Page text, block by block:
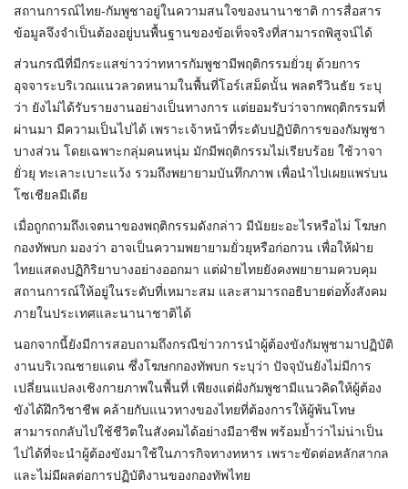
สถานการณ์ไทย-กัมพูชาอยู่ในความสนใจของนานาชาติ การสื่อสาร
ข้อมูลจึงจำเป็นต้องอยู่บนพื้นฐานของข้อเท็จจริงที่สามารถพิสูจน์ได้
ส่วนกรณีที่มีกระแสข่าวว่าทหารกัมพูชามีพฤติกรรมยั่วยุ ด้วยการ
อุจจาระบริเวณแนวลวดหนามในพื้นที่โอร์เสม็ดนั้น พลตรีวินธัย ระบุ
ว่า ยังไม่ได้รับรายงานอย่างเป็นทางการ แต่ยอมรับว่าจากพฤติกรรมที่
ผ่านมา มีความเป็นไปได้ เพราะเจ้าหน้าที่ระดับปฏิบัติการของกัมพูชา
บางส่วน โดยเฉพาะกลุ่มคนหนุ่ม มักมีพฤติกรรมไม่เรียบร้อย ใช้วาจา
ยั่วยุ ทะเลาะเบาะแว้ง รวมถึงพยายามบันทึกภาพ เพื่อนำไปเผยแพร่บน
โซเชียลมีเดีย
เมื่อถูกถามถึงเจตนาของพฤติกรรมดังกล่าว มีนัยยะอะไรหรือไม่ โฆษก
กองทัพบก มองว่า อาจเป็นความพยายามยั่วยุหรือก่อกวน เพื่อให้ฝ่าย
ไทยแสดงปฏิกิริยาบางอย่างออกมา แต่ฝ่ายไทยยังคงพยายามควบคุม
สถานการณ์ให้อยู่ในระดับที่เหมาะสม และสามารถอธิบายต่อทั้งสังคม
ภายในประเทศและนานาชาติได้
นอกจากนี้ยังมีการสอบถามถึงกรณีข่าวการนำผู้ต้องขังกัมพูชามาปฏิบัติ
งานบริเวณชายแดน ซึ่งโฆษกกองทัพบก ระบุว่า ปัจจุบันยังไม่มีการ
เปลี่ยนแปลงเชิงกายภาพในพื้นที่ เพียงแต่ฝั่งกัมพูชามีแนวคิดให้ผู้ต้อง
ขังได้ฝึกวิชาชีพ คล้ายกับแนวทางของไทยที่ต้องการให้ผู้พ้นโทษ
สามารถกลับไปใช้ชีวิตในสังคมได้อย่างมีอาชีพ พร้อมย้ำว่าไม่น่าเป็น
ไปได้ที่จะนำผู้ต้องขังมาใช้ในภารกิจทางทหาร เพราะขัดต่อหลักสากล
และไม่มีผลต่อการปฏิบัติงานของกองทัพไทย